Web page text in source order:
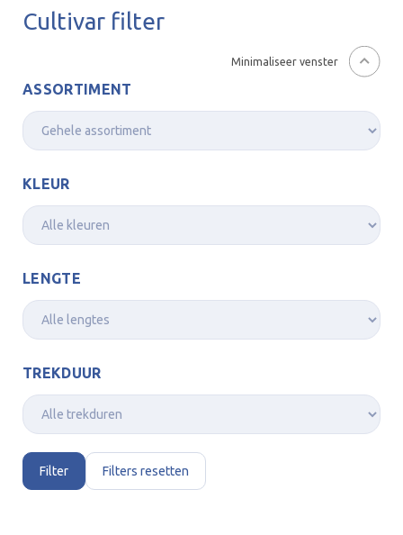
Cultivar filter
Minimaliseer venster
ASSORTIMENT
KLEUR
LENGTE
TREKDUUR
Filter Filters resetten